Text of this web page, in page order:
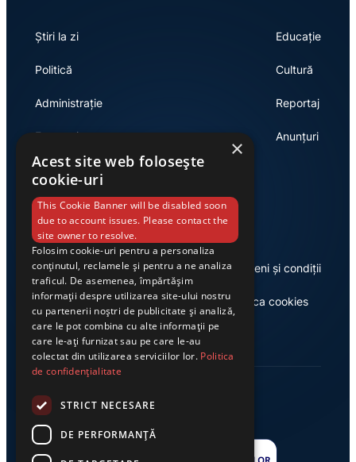
Știri la zi
Politică
Administrație
Economie
Educație
Cultură
Reportaj
Anunțuri
Link-uri utile
Despre noi
Casa de editură Exclusiv
Termeni și condiții
Politica cookies
×
Acest site web folosește
cookie-uri
This Cookie Banner will be disabled soon
due to account issues. Please contact the
site owner to resolve.
Folosim cookie-uri pentru a personaliza
conținutul, reclamele și pentru a ne analiza
traficul. De asemenea, împărtășim
informații despre utilizarea site-ului nostru
cu partenerii noștri de publicitate și analiză,
care le pot combina cu alte informații pe
care le-ați furnizat sau pe care le-au
colectat din utilizarea serviciilor lor. Politica
de confidențialitate
STRICT NECESARE
DE PERFORMANȚĂ